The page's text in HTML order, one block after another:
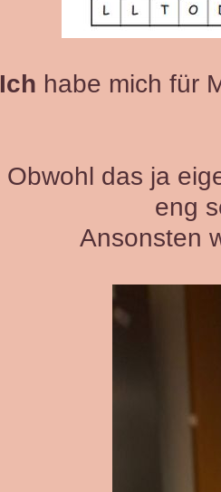
Ich habe mich für
Obwohl das ja
eng
Ansonsten